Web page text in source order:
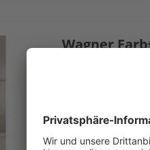
Wagner
150 M“ ist eine